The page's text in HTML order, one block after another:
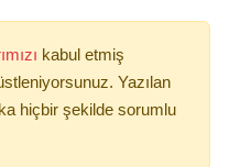
kabul etmiş
Yazılan
hiçbir şekilde sorumlu